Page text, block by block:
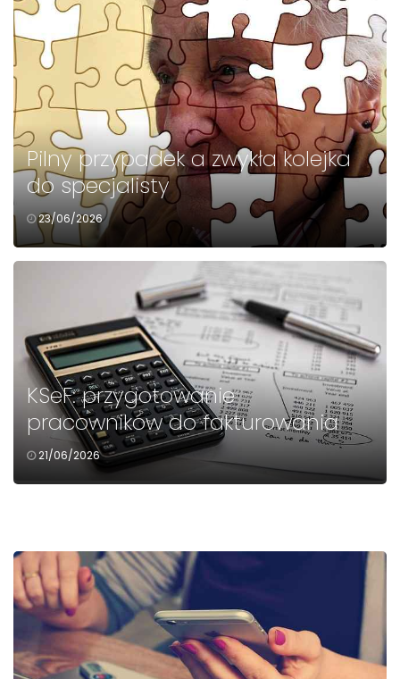
Pilny przypadek a zwykła kolejka
do specjalisty
23/06/2026
KSeF: przygotowanie
pracowników do fakturowania
21/06/2026